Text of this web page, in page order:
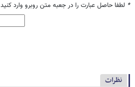
* لطفا حاصل عبارت را در جعبه متن روبرو وارد کنید
نظرات